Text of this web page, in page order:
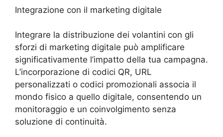
Integrazione con il marketing digitale
Integrare la distribuzione dei volantini con gli
sforzi di marketing digitale può amplificare
significativamente l’impatto della tua campagna.
L’incorporazione di codici QR, URL
personalizzati o codici promozionali associa il
mondo fisico a quello digitale, consentendo un
monitoraggio e un coinvolgimento senza
soluzione di continuità.